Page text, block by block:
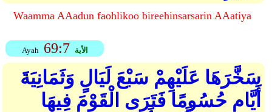
Waamma AAadun faohlikoo bireehinsarsarin AAatiya
Ayah 69:7 الأية
سَخَّرَهَا عَلَيْهِمْ سَبْعَ لَيَالٍ وَثَمَانِيَةَ
أَيَّامٍ حُسُومًا فَتَرَى الْقَوْمَ فِيهَا